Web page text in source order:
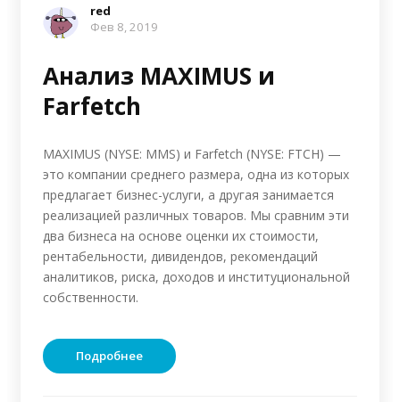
red
Фев 8, 2019
Анализ MAXIMUS и
Farfetch
MAXIMUS (NYSE: MMS) и Farfetch (NYSE: FTCH) —
это компании среднего размера, одна из которых
предлагает бизнес-услуги, а другая занимается
реализацией различных товаров. Мы сравним эти
два бизнеса на основе оценки их стоимости,
рентабельности, дивидендов, рекомендаций
аналитиков, риска, доходов и институциональной
собственности.
Подробнее